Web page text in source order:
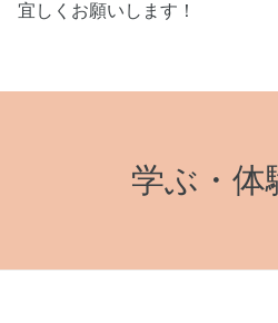
宜しくお願いします！
学ぶ・体